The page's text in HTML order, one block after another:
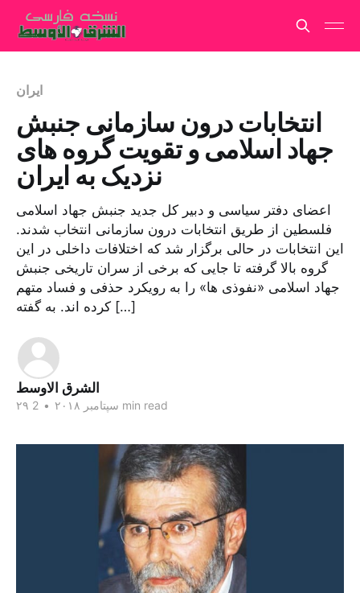
ایران
انتخابات درون سازمانی جنبش
جهاد اسلامی و تقویت گروه های
نزدیک به ایران
اعضای دفتر سیاسی و دبیر کل جدید جنبش جهاد اسلامی
فلسطین از طریق انتخابات درون سازمانی انتخاب شدند.
این انتخابات در حالی برگزار شد که اختلافات داخلی در این
گروه بالا گرفته تا جایی که برخی از سران تاریخی جنبش
جهاد اسلامی «نفوذی ها» را به رویکرد حذفی و فساد متهم
کرده اند. به گفته […]
الشرق الاوسط
۲۹ سپتامبر ۲۰۱۸ • 2 min read